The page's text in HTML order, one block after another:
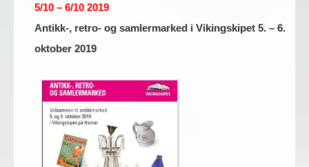
5/10 – 6/10 2019
Antikk-, retro- og samlermarked i Vikingskipet 5. – 6.
oktober 2019